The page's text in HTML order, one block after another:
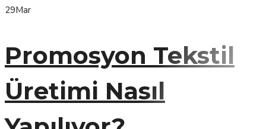
29Mar
Promosyon Tekstil
Üretimi Nasıl